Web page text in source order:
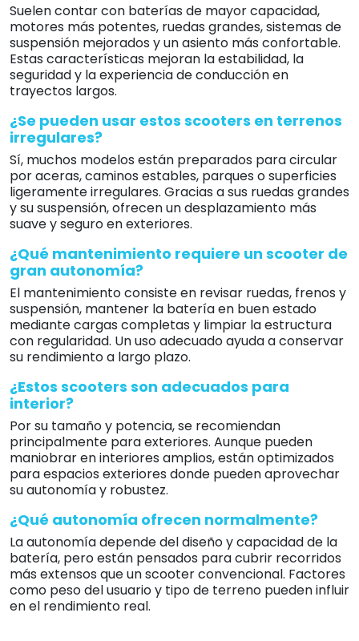
Suelen contar con baterías de mayor capacidad,
motores más potentes, ruedas grandes, sistemas de
suspensión mejorados y un asiento más confortable.
Estas características mejoran la estabilidad, la
seguridad y la experiencia de conducción en
trayectos largos.
¿Se pueden usar estos scooters en terrenos
irregulares?
Sí, muchos modelos están preparados para circular
por aceras, caminos estables, parques o superficies
ligeramente irregulares. Gracias a sus ruedas grandes
y su suspensión, ofrecen un desplazamiento más
suave y seguro en exteriores.
¿Qué mantenimiento requiere un scooter de
gran autonomía?
El mantenimiento consiste en revisar ruedas, frenos y
suspensión, mantener la batería en buen estado
mediante cargas completas y limpiar la estructura
con regularidad. Un uso adecuado ayuda a conservar
su rendimiento a largo plazo.
¿Estos scooters son adecuados para
interior?
Por su tamaño y potencia, se recomiendan
principalmente para exteriores. Aunque pueden
maniobrar en interiores amplios, están optimizados
para espacios exteriores donde pueden aprovechar
su autonomía y robustez.
¿Qué autonomía ofrecen normalmente?
La autonomía depende del diseño y capacidad de la
batería, pero están pensados para cubrir recorridos
más extensos que un scooter convencional. Factores
como peso del usuario y tipo de terreno pueden influir
en el rendimiento real.